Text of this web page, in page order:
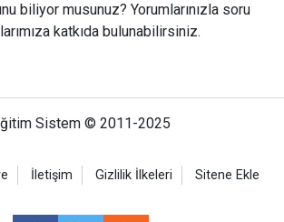
biliyor musunuz? Yorumlarınızla soru
katkıda bulunabilirsiniz.
Sistem © 2011-2025
İletişim Gizlilik İlkeleri Sitene Ekle